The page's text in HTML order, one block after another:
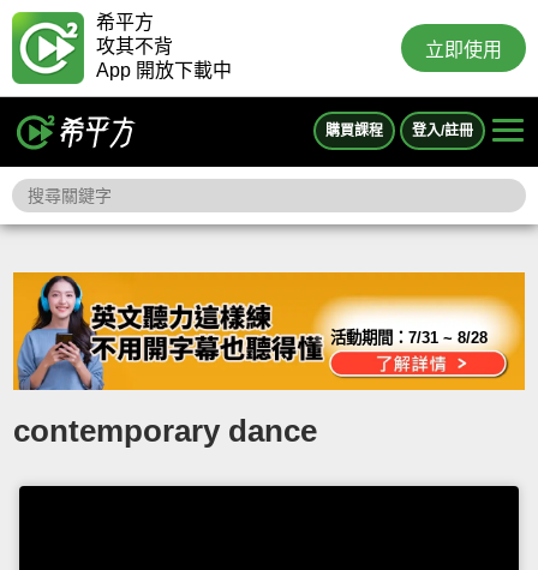
希平方
攻其不背
App 開放下載中
立即使用
購買課程 登入/註冊
活動期間：7/31 ~ 8/28
contemporary dance